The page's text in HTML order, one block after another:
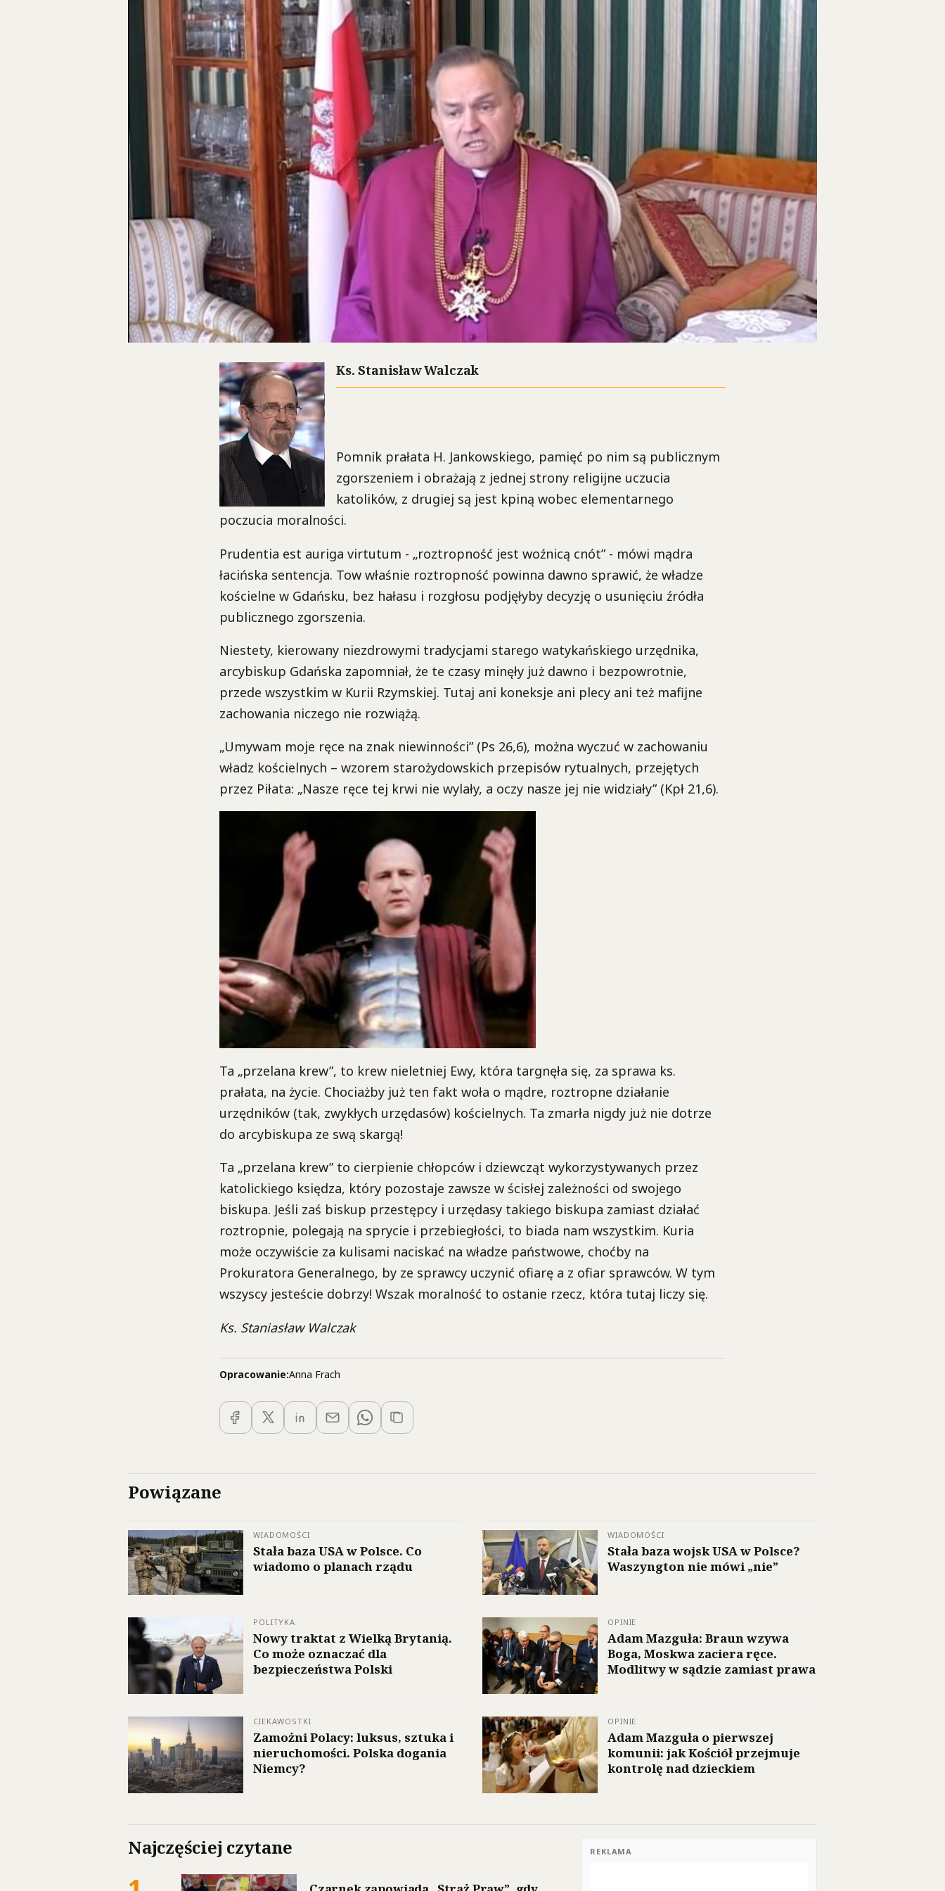
Ks. Stanisław Walczak
Pomnik prałata H. Jankowskiego, pamięć po nim są publicznym
zgorszeniem i obrażają z jednej strony religijne uczucia
katolików, z drugiej są jest kpiną wobec elementarnego
poczucia moralności.
Prudentia est auriga virtutum - „roztropność jest woźnicą cnót” - mówi mądra
łacińska sentencja. Tow właśnie roztropność powinna dawno sprawić, że władze
kościelne w Gdańsku, bez hałasu i rozgłosu podjęłyby decyzję o usunięciu źródła
publicznego zgorszenia.
Niestety, kierowany niezdrowymi tradycjami starego watykańskiego urzędnika,
arcybiskup Gdańska zapomniał, że te czasy minęły już dawno i bezpowrotnie,
przede wszystkim w Kurii Rzymskiej. Tutaj ani koneksje ani plecy ani też mafijne
zachowania niczego nie rozwiążą.
„Umywam moje ręce na znak niewinności” (Ps 26,6), można wyczuć w zachowaniu
władz kościelnych – wzorem starożydowskich przepisów rytualnych, przejętych
przez Piłata: „Nasze ręce tej krwi nie wylały, a oczy nasze jej nie widziały” (Kpł 21,6).
Ta „przelana krew”, to krew nieletniej Ewy, która targnęła się, za sprawa ks.
prałata, na życie. Chociażby już ten fakt woła o mądre, roztropne działanie
urzędników (tak, zwykłych urzędasów) kościelnych. Ta zmarła nigdy już nie dotrze
do arcybiskupa ze swą skargą!
Ta „przelana krew” to cierpienie chłopców i dziewcząt wykorzystywanych przez
katolickiego księdza, który pozostaje zawsze w ścisłej zależności od swojego
biskupa. Jeśli zaś biskup przestępcy i urzędasy takiego biskupa zamiast działać
roztropnie, polegają na sprycie i przebiegłości, to biada nam wszystkim. Kuria
może oczywiście za kulisami naciskać na władze państwowe, choćby na
Prokuratora Generalnego, by ze sprawcy uczynić ofiarę a z ofiar sprawców. W tym
wszyscy jesteście dobrzy! Wszak moralność to ostanie rzecz, która tutaj liczy się.
Ks. Staniasław Walczak
Opracowanie:Anna Frach
Powiązane
WIADOMOŚCI
Stała baza USA w Polsce. Co
wiadomo o planach rządu
WIADOMOŚCI
Stała baza wojsk USA w Polsce?
Waszyngton nie mówi „nie”
POLITYKA
Nowy traktat z Wielką Brytanią.
Co może oznaczać dla
bezpieczeństwa Polski
OPINIE
Adam Mazguła: Braun wzywa
Boga, Moskwa zaciera ręce.
Modlitwy w sądzie zamiast prawa
CIEKAWOSTKI
Zamożni Polacy: luksus, sztuka i
nieruchomości. Polska dogania
Niemcy?
OPINIE
Adam Mazguła o pierwszej
komunii: jak Kościół przejmuje
kontrolę nad dzieckiem
Najczęściej czytane REKLAMA